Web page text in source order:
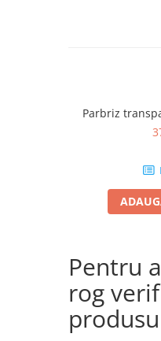
Parbriz
Pentru
rog